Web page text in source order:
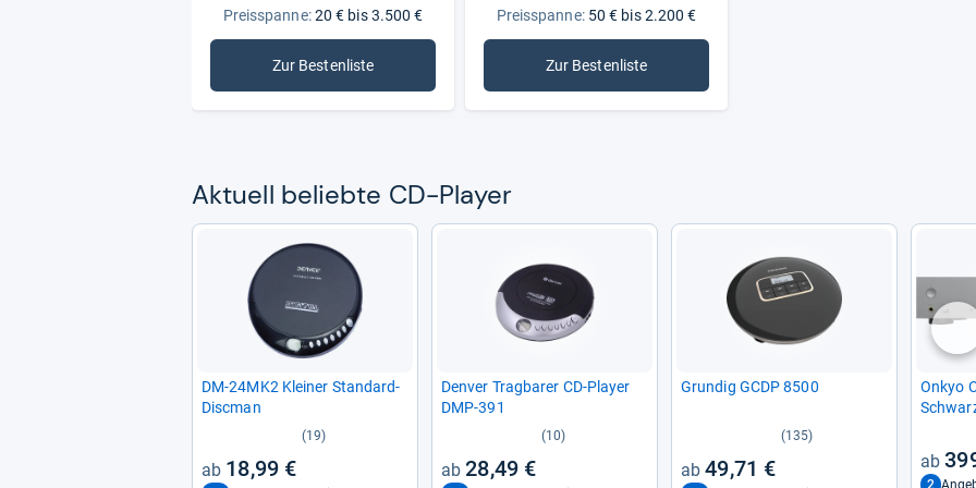
Preisspanne:20 € bis 3.500 €
Zur Bestenliste
: CD-Player
Preisspanne:50 € bis 2.200 €
Zur Bestenliste: MP3-CD-Player
Aktu­ell beliebte CD-​Player
DM-​24MK2 Klei­ner Stan­dard-​
Disc­man
(19)
18,99 €
Den­ver Trag­ba­rer CD-​Player
DMP-​391
(10)
28,49 €
Grun­dig GCDP 8500
(135)
49,71 €
Onkyo
2